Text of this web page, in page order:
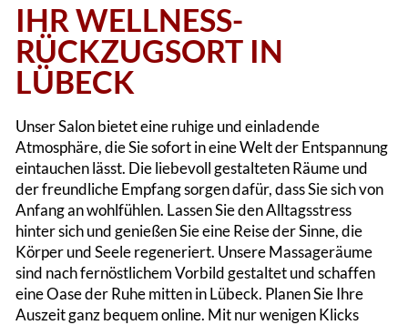
IHR WELLNESS-
RÜCKZUGSORT IN
LÜBECK
Unser Salon bietet eine ruhige und einladende
Atmosphäre, die Sie sofort in eine Welt der Entspannung
eintauchen lässt. Die liebevoll gestalteten Räume und
der freundliche Empfang sorgen dafür, dass Sie sich von
Anfang an wohlfühlen. Lassen Sie den Alltagsstress
hinter sich und genießen Sie eine Reise der Sinne, die
Körper und Seele regeneriert. Unsere Massageräume
sind nach fernöstlichem Vorbild gestaltet und schaffen
eine Oase der Ruhe mitten in Lübeck​. Planen Sie Ihre
Auszeit ganz bequem online. Mit nur wenigen Klicks